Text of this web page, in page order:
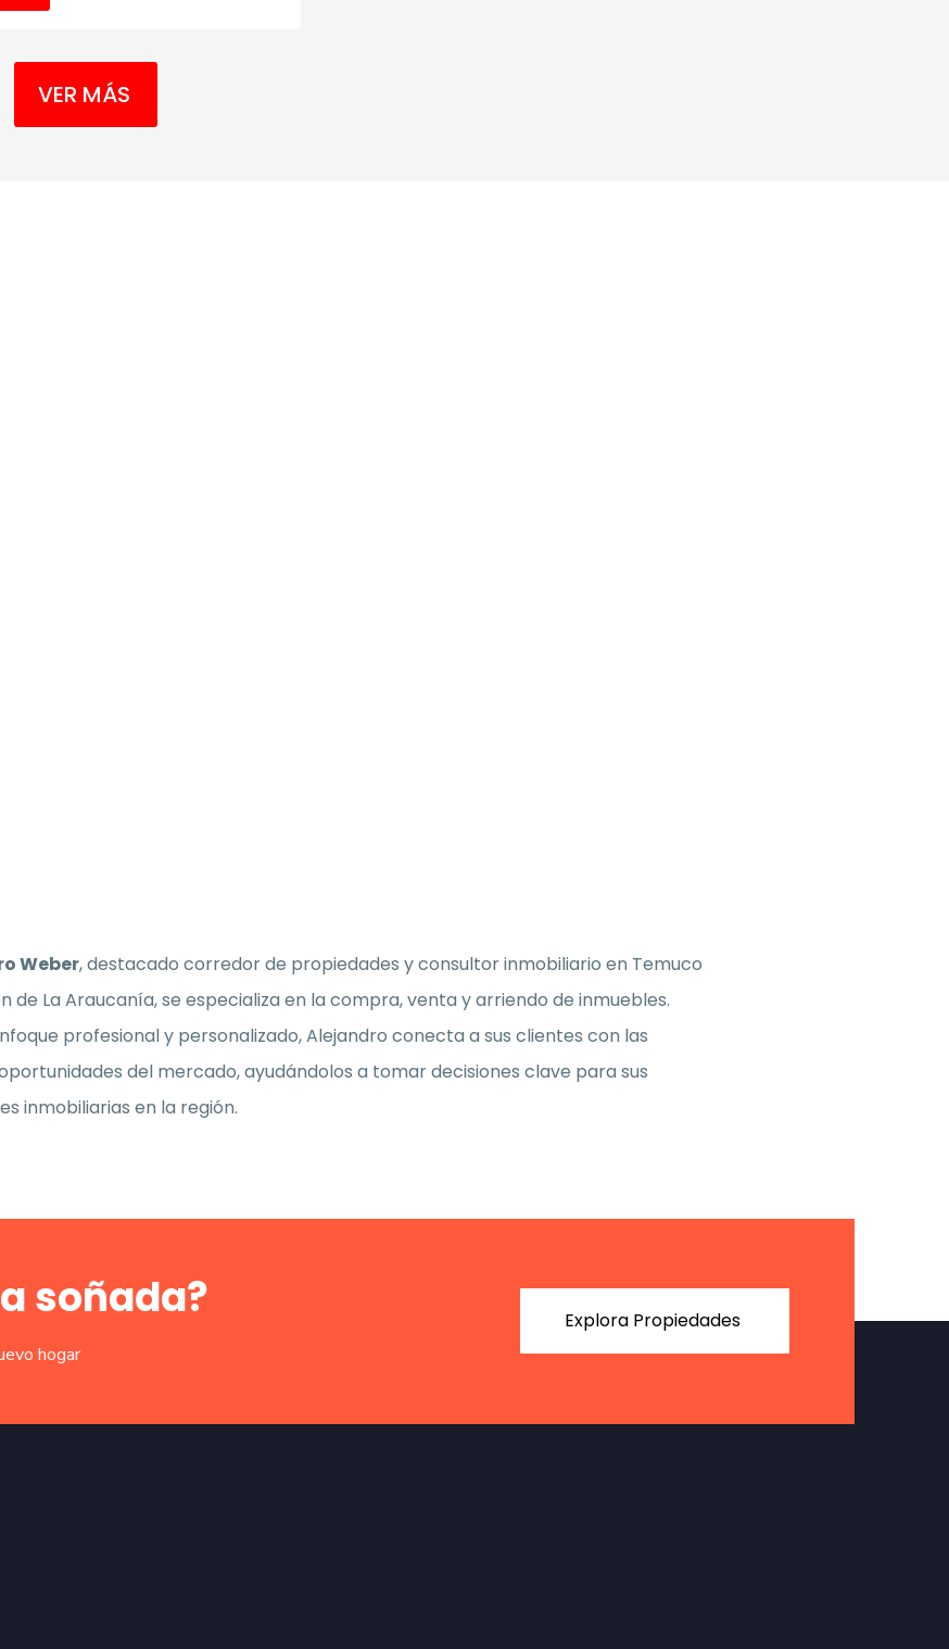
VER MÁS
Weber, destacado corredor de propiedades y consultor inmobiliario en Temuco
de La Araucanía, se especializa en la compra, venta y arriendo de inmuebles.
profesional y personalizado, Alejandro conecta a sus clientes con las
del mercado, ayudándolos a tomar decisiones clave para sus
inmobiliarias en la región.
soñada?
hogar
Explora Propiedades